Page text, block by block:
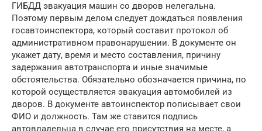
ГИБДД эвакуация машин со дворов нелегальна.
Поэтому первым делом следует дождаться появления
госавтоинспектора, который составит протокол об
административном правонарушении. В документе он
укажет дату, время и место составления, причину
задержания автотранспорта и иные значимые
обстоятельства. Обязательно обозначается причина, по
которой осуществляется эвакуация автомобилей из
дворов. В документе автоинспектор пописывает свои
ФИО и должность. Там же ставится подпись
автовладельца в случае его присутствия на месте, а